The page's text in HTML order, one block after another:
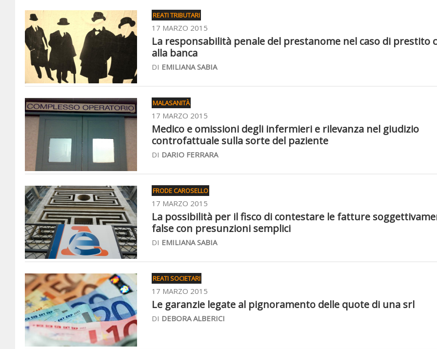
REATI TRIBUTARI
17 MARZO 2015
La responsabilità penale del prestanome nel caso di prestito
alla banca
DI EMILIANA SABIA
MALASANITÀ
17 MARZO 2015
Medico e omissioni degli infermieri e rilevanza nel giudizio
controfattuale sulla sorte del paziente
DI DARIO FERRARA
FRODE CAROSELLO
17 MARZO 2015
La possibilità per il fisco di contestare le fatture
false con presunzioni semplici
DI EMILIANA SABIA
REATI SOCIETARI
17 MARZO 2015
Le garanzie legate al pignoramento delle quote di una srl
DI DEBORA ALBERICI